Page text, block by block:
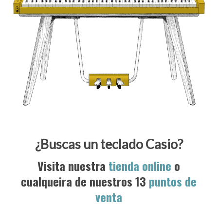
¿Buscas un teclado Casio?
Visita nuestra tienda online o
cualqueira de nuestros 13 puntos de
venta